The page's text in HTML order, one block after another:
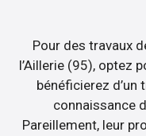
Pour des travaux
l’Aillerie (95), optez
bénéficierez d’un
connaissance
Pareillement, leur